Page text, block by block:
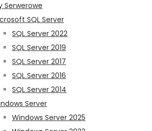
Serwerowe
SQL Server
SQL Server 2022
SQL Server 2019
SQL Server 2017
SQL Server 2016
SQL Server 2014
Server
Windows Server 2025